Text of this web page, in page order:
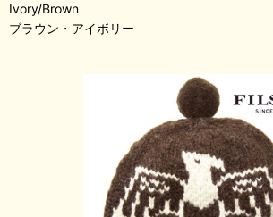
Ivory/Brown
ブラウン・アイボリー